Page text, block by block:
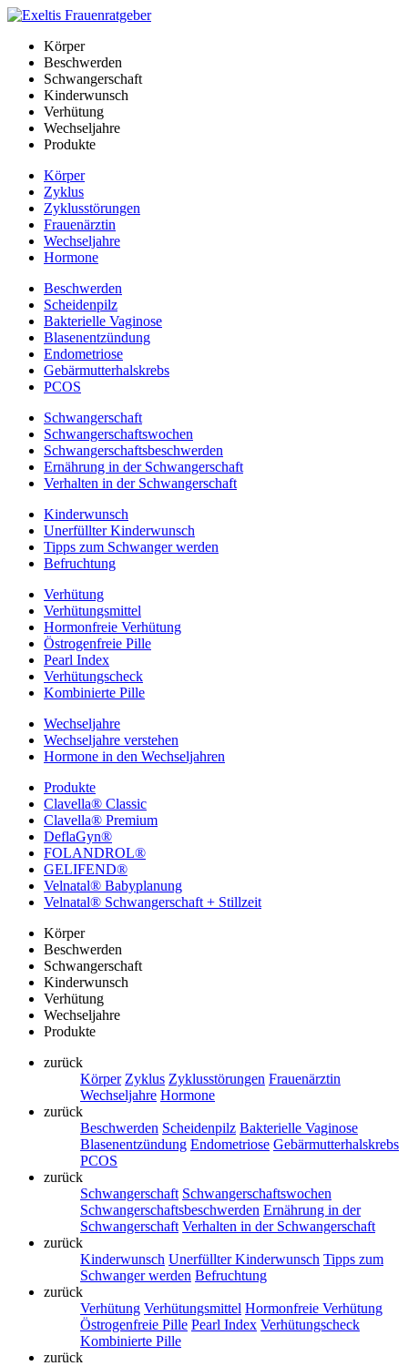
Körper
Beschwerden
Schwangerschaft
Kinderwunsch
Verhütung
Wechseljahre
Produkte
Körper
Zyklus
Zyklusstörungen
Frauenärztin
Wechseljahre
Hormone
Beschwerden
Scheidenpilz
Bakterielle Vaginose
Blasenentzündung
Endometriose
Gebärmutterhalskrebs
PCOS
Schwangerschaft
Schwangerschaftswochen
Schwangerschaftsbeschwerden
Ernährung in der Schwangerschaft
Verhalten in der Schwangerschaft
Kinderwunsch
Unerfüllter Kinderwunsch
Tipps zum Schwanger werden
Befruchtung
Verhütung
Verhütungsmittel
Hormonfreie Verhütung
Östrogenfreie Pille
Pearl Index
Verhütungscheck
Kombinierte Pille
Wechseljahre
Wechseljahre verstehen
Hormone in den Wechseljahren
Produkte
Clavella® Classic
Clavella® Premium
DeflaGyn®
FOLANDROL®
GELIFEND®
Velnatal® Babyplanung
Velnatal® Schwangerschaft + Stillzeit
Körper
Beschwerden
Schwangerschaft
Kinderwunsch
Verhütung
Wechseljahre
Produkte
zurück
Körper Zyklus Zyklusstörungen Frauenärztin
Wechseljahre Hormone
zurück
Beschwerden Scheidenpilz Bakterielle Vaginose
Blasenentzündung Endometriose Gebärmutterhalskrebs
PCOS
zurück
Schwangerschaft Schwangerschaftswochen
Schwangerschaftsbeschwerden Ernährung in der
Schwangerschaft Verhalten in der Schwangerschaft
zurück
Kinderwunsch Unerfüllter Kinderwunsch Tipps zum
Schwanger werden Befruchtung
zurück
Verhütung Verhütungsmittel Hormonfreie Verhütung
Östrogenfreie Pille Pearl Index Verhütungscheck
Kombinierte Pille
zurück